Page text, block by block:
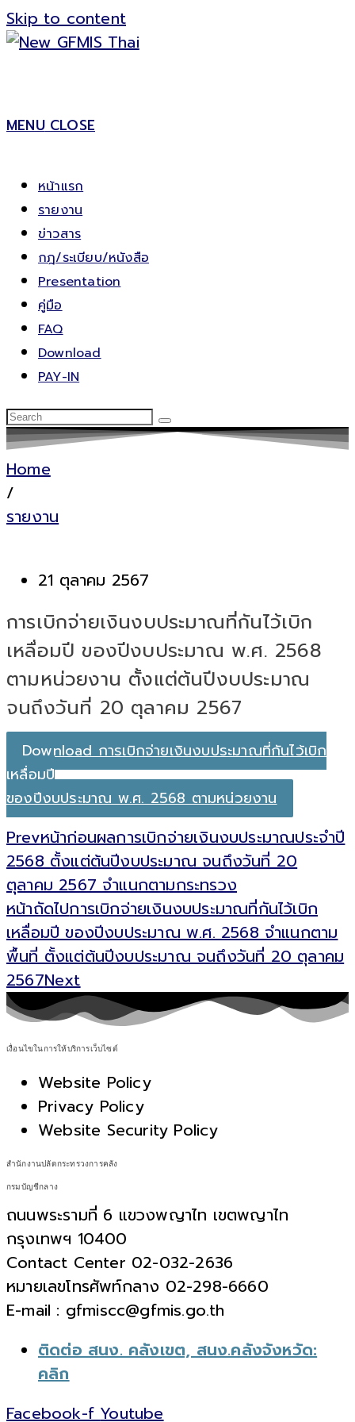
Skip to content
MENU CLOSE
หน้าแรก
รายงาน
ข่าวสาร
กฎ/ระเบียบ/หนังสือ
Presentation
คู่มือ
FAQ
Download
PAY-IN
Home
/
รายงาน
21 ตุลาคม 2567
การเบิกจ่ายเงินงบประมาณที่กันไว้เบิก
เหลื่อมปี ของปีงบประมาณ พ.ศ. 2568
ตามหน่วยงาน ตั้งแต่ต้นปีงบประมาณ
จนถึงวันที่ 20 ตุลาคม 2567
Download การเบิกจ่ายเงินงบประมาณที่กันไว้เบิก
เหลื่อมปี
ของปีงบประมาณ พ.ศ. 2568 ตามหน่วยงาน
Prevหน้าก่อนผลการเบิกจ่ายเงินงบประมาณประจำปี
2568 ตั้งแต่ต้นปีงบประมาณ จนถึงวันที่ 20
ตุลาคม 2567 จำแนกตามกระทรวง
หน้าถัดไปการเบิกจ่ายเงินงบประมาณที่กันไว้เบิก
เหลื่อมปี ของปีงบประมาณ พ.ศ. 2568 จำแนกตาม
พื้นที่ ตั้งแต่ต้นปีงบประมาณ จนถึงวันที่ 20 ตุลาคม
2567Next
เงื่อนไขในการให้บริการเว็บไซต์
Website Policy
Privacy Policy
Website Security Policy
สำนักงานปลัดกระทรวงการคลัง
กรมบัญชีกลาง
ถนนพระรามที่ 6 แขวงพญาไท เขตพญาไท
กรุงเทพฯ 10400
Contact Center 02-032-2636
หมายเลขโทรศัพท์กลาง 02-298-6660
E-mail : gfmiscc@gfmis.go.th
ติดต่อ สนง. คลังเขต, สนง.คลังจังหวัด:
คลิก
Facebook-f Youtube